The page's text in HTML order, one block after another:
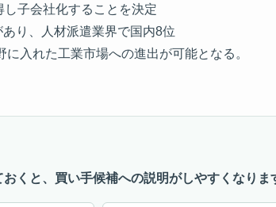
子会社化することを決定
り、人材派遣業界で国内8位
入れた工業市場への進出が可能となる。
くと、買い手候補への説明がしやすくなりま